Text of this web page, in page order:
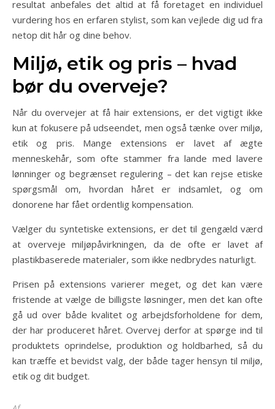
resultat anbefales det altid at få foretaget en individuel
vurdering hos en erfaren stylist, som kan vejlede dig ud fra
netop dit hår og dine behov.
Miljø, etik og pris – hvad
bør du overveje?
Når du overvejer at få hair extensions, er det vigtigt ikke
kun at fokusere på udseendet, men også tænke over miljø,
etik og pris. Mange extensions er lavet af ægte
menneskehår, som ofte stammer fra lande med lavere
lønninger og begrænset regulering – det kan rejse etiske
spørgsmål om, hvordan håret er indsamlet, og om
donorene har fået ordentlig kompensation.
Vælger du syntetiske extensions, er det til gengæld værd
at overveje miljøpåvirkningen, da de ofte er lavet af
plastikbaserede materialer, som ikke nedbrydes naturligt.
Prisen på extensions varierer meget, og det kan være
fristende at vælge de billigste løsninger, men det kan ofte
gå ud over både kvalitet og arbejdsforholdene for dem,
der har produceret håret. Overvej derfor at spørge ind til
produktets oprindelse, produktion og holdbarhed, så du
kan træffe et bevidst valg, der både tager hensyn til miljø,
etik og dit budget.